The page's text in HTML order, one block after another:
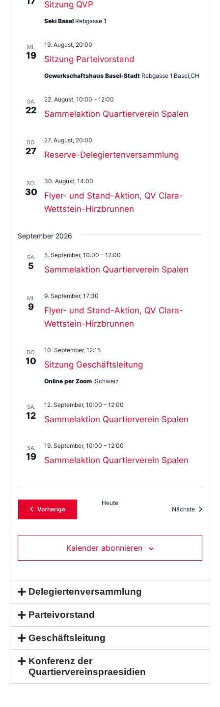
Sitzung QVP
Seki Basel Rebgasse 1
MI.
19 Sitzung Parteivorstand
19. August, 20:00
Gewerkschaftshaus Basel-Stadt Rebgasse 1,Basel,CH
SA.
22 Sammelaktion Quartierverein Spalen
22. August, 10:00 – 12:00
DO.
27 Reserve-Delegiertenversammlung
27. August, 20:00
SO.
30
Flyer- und Stand-Aktion, QV Clara-
Wettstein-Hirzbrunnen
30. August, 14:00
September 2026
SA.
5 Sammelaktion Quartierverein Spalen
5. September, 10:00 – 12:00
MI.
9
Flyer- und Stand-Aktion, QV Clara-
Wettstein-Hirzbrunnen
9. September, 17:30
DO.
10 Sitzung Geschäftsleitung
10. September, 12:15
Online per Zoom ,Schweiz
SA.
12 Sammelaktion Quartierverein Spalen
12. September, 10:00 – 12:00
SA.
19 Sammelaktion Quartierverein Spalen
19. September, 10:00 – 12:00
VorherigeVeranstaltungen
Heute
Nächste
Kalender abonnieren
Delegiertenversammlung
Parteivorstand
Geschäftsleitung
Konferenz der
Quartiervereinspraesidien